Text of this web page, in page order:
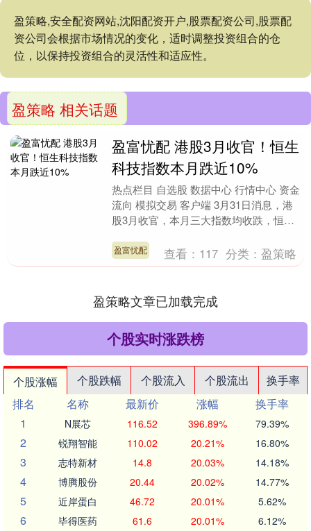
盈策略,安全配资网站,沈阳配资开户,股票配资公司,股票配
资公司会根据市场情况的变化，适时调整投资组合的仓
位，以保持投资组合的灵活性和适应性。
盈策略 相关话题
盈富忧配 港股3月收官！恒生
科技指数本月跌近10%
热点栏目 自选股 数据中心 行情中心 资金
流向 模拟交易 客户端 3月31日消息，港
股3月收官，本月三大指数均收跌，恒生
企....
盈富忧配 查看： 117 分类：盈策略
盈策略文章已加载完成
个股实时涨跌榜
个股涨幅 个股跌幅 个股流入 个股流出
换手率
排名
名称 最新价 涨幅
换手率
1
N展芯 116.52 396.89% 79.39%
2 锐翔智能 110.02 20.21% 16.80%
3 志特新材 14.8 20.03% 14.18%
4 博腾股份 20.44 20.02% 14.77%
5 近岸蛋白 46.72 20.01% 5.62%
6 毕得医药 61.6 20.01% 6.12%